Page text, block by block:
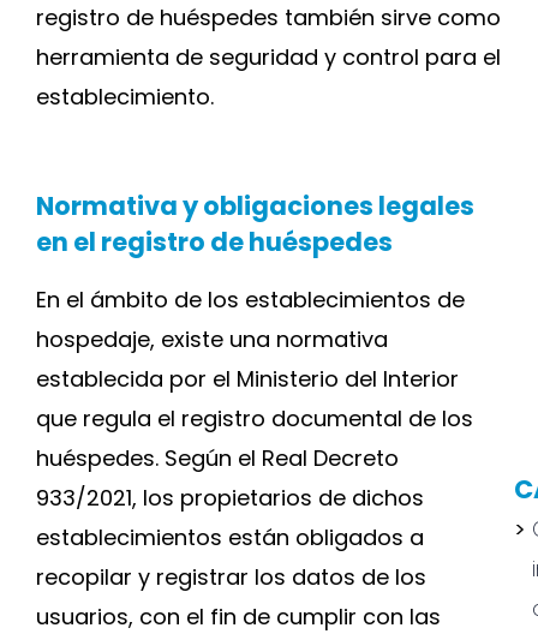
registro de huéspedes también sirve como
herramienta de seguridad y control para el
establecimiento.
Normativa y obligaciones legales
en el registro de huéspedes
En el ámbito de los establecimientos de
hospedaje, existe una normativa
establecida por el Ministerio del Interior
que regula el registro documental de los
huéspedes. Según el Real Decreto
933/2021, los propietarios de dichos
establecimientos están obligados a
recopilar y registrar los datos de los
usuarios, con el fin de cumplir con las